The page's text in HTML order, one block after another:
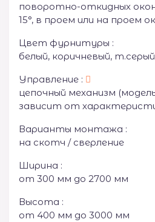
поворотно-откидных
15°, в проем или на проем
Цвет фурнитуры :
белый, коричневый, т.серый
Управление :
цепочный механизм
зависит от
Варианты монтажа :
на скотч / сверление
Ширина :
от 300 мм до 2700 мм
Высота :
от 400 мм до 3000 мм